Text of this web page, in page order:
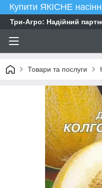
Купити ЯКІСНЕ
Три-Агро: Надійний
Товари та послуги